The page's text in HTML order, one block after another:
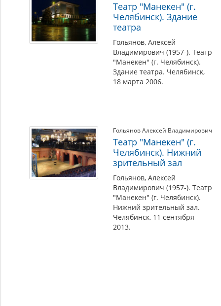
Театр "Манекен" (г.
Челябинск). Здание
театра
Гольянов, Алексей
Владимирович (1957-). Театр
"Манекен" (г. Челябинск).
Здание театра. Челябинск,
18 марта 2006.
Гольянов Алексей Владимирович
Театр "Манекен" (г.
Челябинск). Нижний
зрительный зал
Гольянов, Алексей
Владимирович (1957-). Театр
"Манекен" (г. Челябинск).
Нижний зрительный зал.
Челябинск, 11 сентября
2013.